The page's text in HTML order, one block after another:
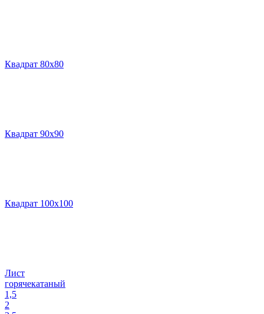
Квадрат 80х80
Квадрат 90х90
Квадрат 100х100
Лист
горячекатаный
1,5
2